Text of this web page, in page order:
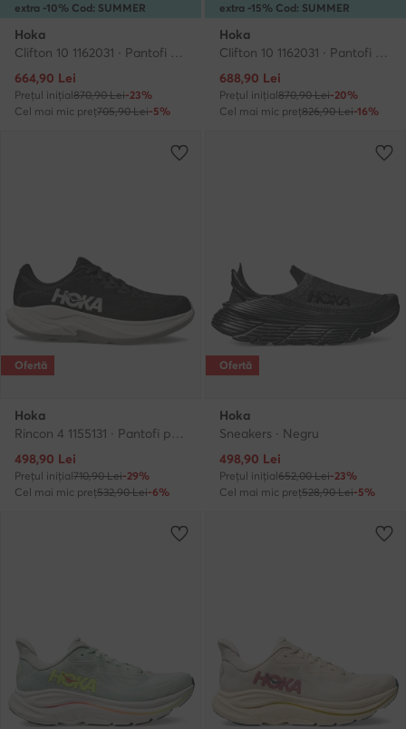
extra -10% Cod: SUMMER
Hoka
Clifton 10 1162031 · Pantofi pentru alergare
Prețul actual
664,90 Lei
Prețul inițial870,90 Lei-23%
Cel mai mic preț705,90 Lei-5%
extra -15% Cod: SUMMER
Hoka
Clifton 10 1162031 · Pantofi pentru alergare
Prețul actual
688,90 Lei
Prețul inițial870,90 Lei-20%
Cel mai mic preț826,90 Lei-16%
Ofertă
Hoka
Rincon 4 1155131 · Pantofi pentru alergare
Prețul actual
498,90 Lei
Prețul inițial710,90 Lei-29%
Cel mai mic preț532,90 Lei-6%
Ofertă
Hoka
Sneakers · Negru
Prețul actual
498,90 Lei
Prețul inițial652,00 Lei-23%
Cel mai mic preț528,90 Lei-5%